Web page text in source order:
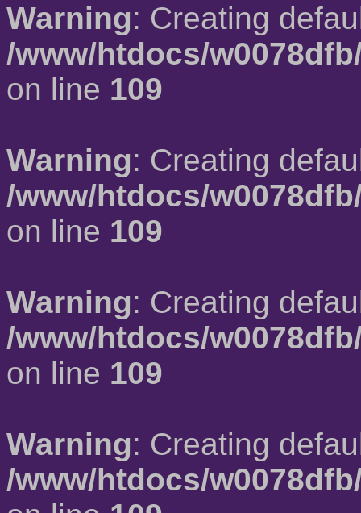
Warning: Creating
/www/htdocs/
on line 109
Warning: Creating
/www/htdocs/
on line 109
Warning: Creating
/www/htdocs/
on line 109
Warning: Creating
/www/htdocs/